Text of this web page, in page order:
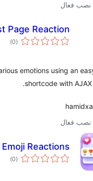
Page Reaction
(0
)
emotions using an
shortcode with
Reactions
(0
)